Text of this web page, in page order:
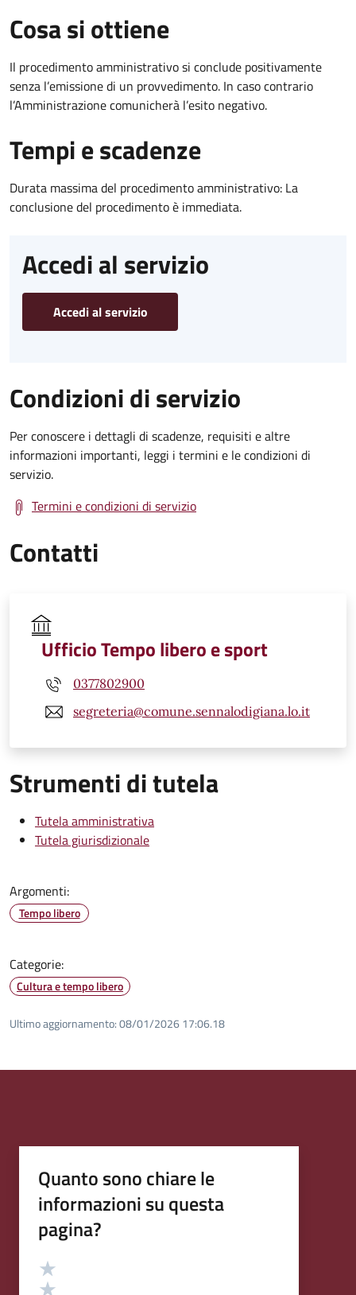
Cosa si ottiene
Il procedimento amministrativo si conclude positivamente
senza l’emissione di un provvedimento. In caso contrario
l’Amministrazione comunicherà l’esito negativo.
Tempi e scadenze
Durata massima del procedimento amministrativo: La
conclusione del procedimento è immediata.
Accedi al servizio
Accedi al servizio
Condizioni di servizio
Per conoscere i dettagli di scadenze, requisiti e altre
informazioni importanti, leggi i termini e le condizioni di
servizio.
Termini e condizioni di servizio
Contatti
Ufficio Tempo libero e sport
0377802900
segreteria@comune.sennalodigiana.lo.it
Strumenti di tutela
Tutela amministrativa
Tutela giurisdizionale
Argomenti:
Tempo libero
Categorie:
Cultura e tempo libero
Ultimo aggiornamento:08/01/2026 17:06.18
Quanto sono chiare le
informazioni su questa
pagina?
Valutazione